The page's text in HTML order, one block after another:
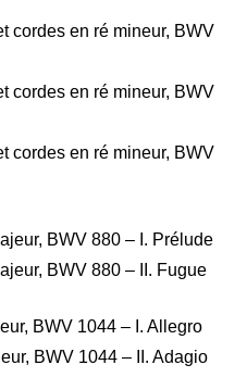
cordes en ré mineur, BWV
cordes en ré mineur, BWV
cordes en ré mineur, BWV
BWV 880 – I. Prélude
BWV 880 – II. Fugue
BWV 1044 – I. Allegro
BWV 1044 – II. Adagio